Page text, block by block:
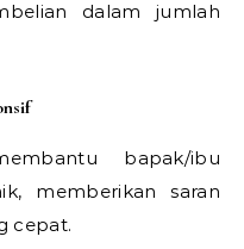
dalam jumlah
bapak/ibu
memberikan saran
cepat.